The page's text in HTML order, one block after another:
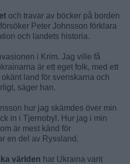
och travar av böcker på borden
Peter Johnsson förklara
och landets historia.
i Krim. Jag ville få
är ett eget folk, med ett
land för svenskarna och
säger han.
hur jag skämdes över min
in i Tjernobyl. Hur jag i min
är mest känd för
en del av Ryssland.
världen har Ukraina varit